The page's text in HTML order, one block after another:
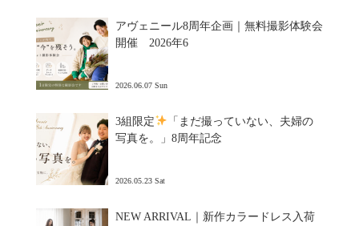
アヴェニール8周年企画｜無料撮影体験会
開催 2026年6
2026.06.07 Sun
3組限定
「まだ撮っていない、夫婦の
写真を。」8周年記念
2026.05.23 Sat
NEW ARRIVAL｜新作カラードレス入荷